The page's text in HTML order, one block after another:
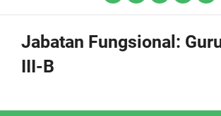
Jabatan Fungsional:
III-B